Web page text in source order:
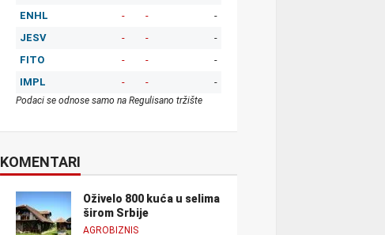
ENHL
- -
-
JESV
- -
-
FITO
- -
-
IMPL
- - -
Podaci se odnose samo na Regulisano tržište
KOMENTARI
Oživelo 800 kuća u selima
širom Srbije
AGROBIZNIS